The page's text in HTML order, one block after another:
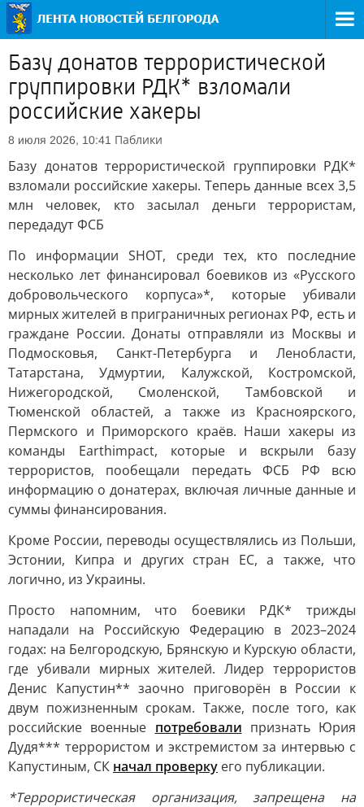
Базу донатов террористической
группировки РДК* взломали
российские хакеры
8 июля 2026, 10:41 Паблики
Базу донатов террористической группировки РДК*
взломали российские хакеры. Теперь данные всех 3,5
млн человек, кто засылал деньги террористам,
передадут ФСБ
По информации SHOT, среди тех, кто последние
несколько лет финансировал боевиков из «Русского
добровольческого корпуса»*, которые убивали
мирных жителей в приграничных регионах РФ, есть и
граждане России. Донаты отправляли из Москвы и
Подмосковья, Санкт-Петербурга и Ленобласти,
Татарстана, Удмуртии, Калужской, Костромской,
Нижегородской, Смоленской, Тамбовской и
Тюменской областей, а также из Красноярского,
Пермского и Приморского краёв. Наши хакеры из
команды Earthimpact, которые и вскрыли базу
террористов, пообещали передать ФСБ РФ всю
информацию о донатерах, включая личные данные и
суммы финансирования.
Кроме России, переводы осуществлялись из Польши,
Эстонии, Кипра и других стран ЕС, а также, что
логично, из Украины.
Просто напомним, что боевики РДК* трижды
нападали на Российскую Федерацию в 2023–2024
годах: на Белгородскую, Брянскую и Курскую области,
где убивали мирных жителей. Лидер террористов
Денис Капустин** заочно приговорён в России к
двум пожизненным срокам. Также, после того, как
российские военные потребовали признать Юрия
Дудя*** террористом и экстремистом за интервью с
Капустиным, СК начал проверку его публикации.
*Террористическая организация, запрещена на